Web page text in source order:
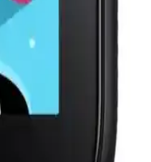
Q500S/2024 ve Reeder
deneyimleri detaylı
en iyi şekilde sağlayın.
Akıllı
Özellikleri
çocuk saatleri, güvenlik
karşılaştırma ile en